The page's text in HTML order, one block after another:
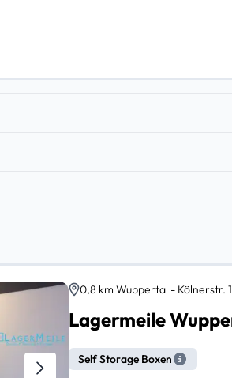
0,8 km Wuppertal - Kölnerstr.
Lagermeile
Self Storage Boxen